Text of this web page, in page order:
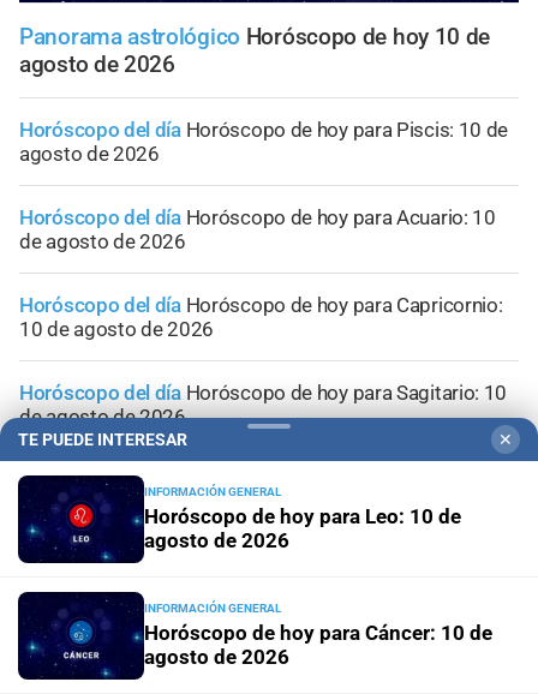
Panorama astrológico Horóscopo de hoy 10 de
agosto de 2026
Horóscopo del día Horóscopo de hoy para Piscis: 10 de
agosto de 2026
Horóscopo del día Horóscopo de hoy para Acuario: 10
de agosto de 2026
Horóscopo del día Horóscopo de hoy para Capricornio:
10 de agosto de 2026
Horóscopo del día Horóscopo de hoy para Sagitario: 10
de agosto de 2026
TE PUEDE INTERESAR ✕
INFORMACIÓN GENERAL
Horóscopo de hoy para Leo: 10 de
agosto de 2026
INFORMACIÓN GENERAL
Horóscopo de hoy para Cáncer: 10 de
agosto de 2026